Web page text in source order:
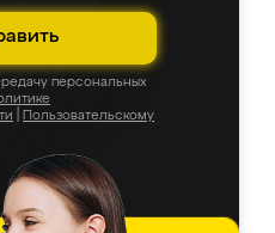
персональных
Пользовательскому